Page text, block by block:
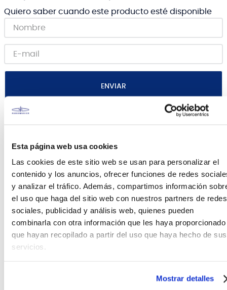
Esta página web usa cookies
Las cookies de este sitio web se usan para personalizar el
contenido y los anuncios, ofrecer funciones de redes
y analizar el tráfico. Además, compartimos información
el uso que haga del sitio web con nuestros partners de redes
sociales, publicidad y análisis web, quienes pueden
combinarla con otra información que les haya proporcionado
que hayan recopilado a partir del uso que haya hecho de sus
servicios.
Mostrar detalles
Quiero saber cuando este producto esté disponible
ENVIAR
Teléfono
+51 977 624 112
WhatsApp
+51 977 624 112
El 6430AN SAXOFÓN ALTO TERMIN. ANTIQUE